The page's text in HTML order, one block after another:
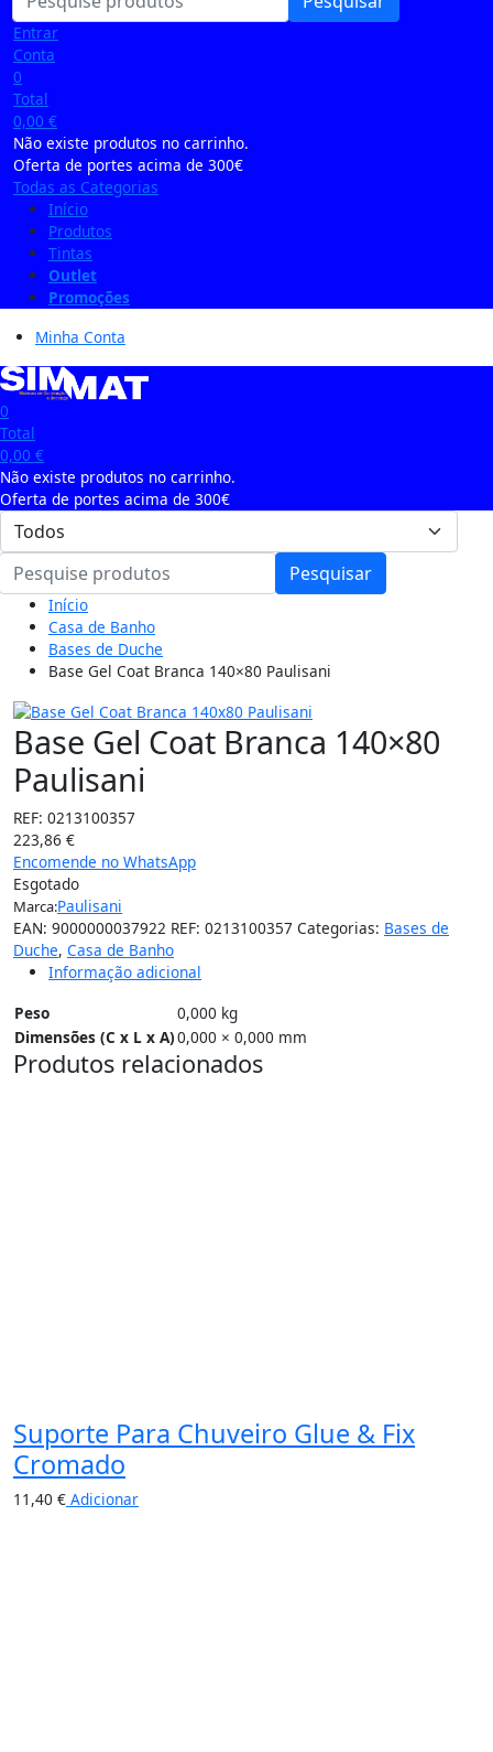
Entrar
Conta
0
Total
0,00 €
Não existe produtos no carrinho.
Oferta de portes acima de 300€
Todas as Categorias
Início
Produtos
Tintas
Outlet
Promoções
Minha Conta
0
Total
0,00 €
Não existe produtos no carrinho.
Oferta de portes acima de 300€
Pesquisar
Início
Casa de Banho
Bases de Duche
Base Gel Coat Branca 140×80 Paulisani
Base Gel Coat Branca 140×80
Paulisani
REF: 0213100357
223,86 €
Encomende no WhatsApp
Esgotado
Marca:Paulisani
EAN: 9000000037922 REF: 0213100357 Categorias: Bases de
Duche, Casa de Banho
Informação adicional
Peso
0,000 kg
Dimensões (C x L x A)0,000 × 0,000 mm
Produtos relacionados
Suporte Para Chuveiro Glue & Fix
Cromado
11,40 € Adicionar